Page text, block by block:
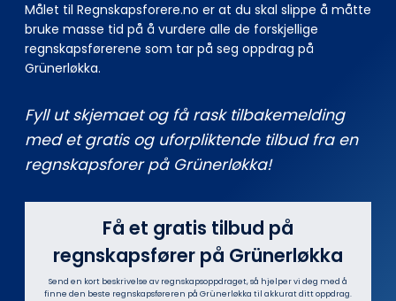
Målet til Regnskapsforere.no er at du skal slippe å måtte
bruke masse tid på å vurdere alle de forskjellige
regnskapsførerene som tar på seg oppdrag på
Grünerløkka.
Fyll ut skjemaet og få rask tilbakemelding
med et gratis og uforpliktende tilbud fra en
regnskapsforer på Grünerløkka!
Få et gratis tilbud på
regnskapsfører på Grünerløkka
Send en kort beskrivelse av regnskapsoppdraget, så hjelper vi deg med å
finne den beste regnskapsføreren på Grünerløkka til akkurat ditt oppdrag.